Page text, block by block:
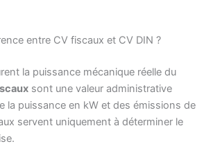
entre CV fiscaux et CV DIN ?
la puissance mécanique réelle du
sont une valeur administrative
la puissance en kW et des émissions de
servent uniquement à déterminer le